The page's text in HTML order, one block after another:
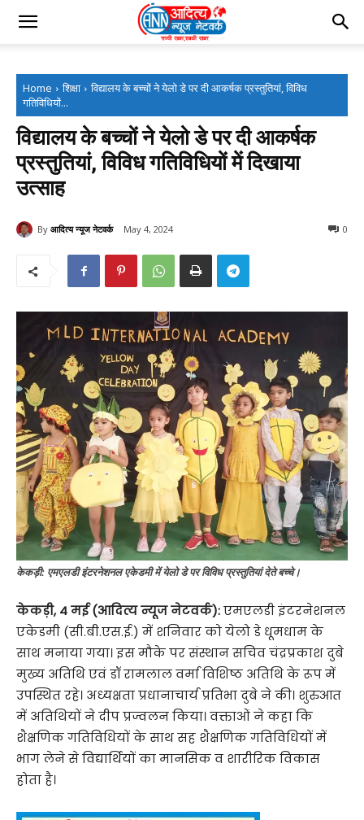
Home शिक्षा
विद्यालय के बच्चों ने येलो डे पर दी आकर्षक प्रस्तुतियां, विविध
गतिविधियों...
विद्यालय के बच्चों ने येलो डे पर दी आकर्षक
प्रस्तुतियां, विविध गतिविधियों में दिखाया
उत्साह
By आदित्य न्यूज नेटवर्क May 4, 2024 0
केकड़ी: एमएलडी इंटरनेशनल एकेडमी में येलो डे पर विविध प्रस्तुतियां देते बच्चे।
केकड़ी, 4 मई (आदित्य न्यूज नेटवर्क):एमएलडी इंटरनेशनल
एकेडमी (सी.बी.एस.ई.) में शनिवार को येलो डे धूमधाम के
साथ मनाया गया। इस मौके पर संस्थान सचिव चंद्रप्रकाश दुबे
मुख्य अतिथि एवं डॉ रामलाल वर्मा विशिष्ठ अतिथि के रूप में
उपस्थित रहे। अध्यक्षता प्रधानाचार्य प्रतिभा दुबे ने की। शुरुआत
में अतिथियों ने दीप प्रज्वलन किया। वक्ताओं ने कहा कि
शैक्षणिक गतिविधियों के साथ सह शैक्षणिक गतिविधियों में
भाग लेने से विद्यार्थियों का मानसिक व शारीरिक विकास
होता है।